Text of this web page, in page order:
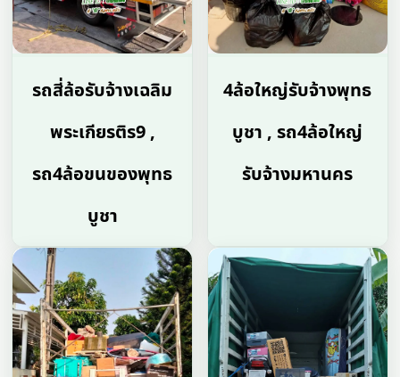
รถสี่ล้อรับจ้างเฉลิม
พระเกียรติร9 ,
รถ4ล้อขนของพุทธ
บูชา
4ล้อใหญ่รับจ้างพุทธ
บูชา , รถ4ล้อใหญ่
รับจ้างมหานคร